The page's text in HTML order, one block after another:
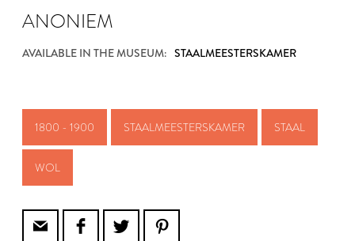
ANONIEM
AVAILABLE IN THE MUSEUM: STAALMEESTERSKAMER
1800 - 1900 STAALMEESTERSKAMER STAAL
WOL